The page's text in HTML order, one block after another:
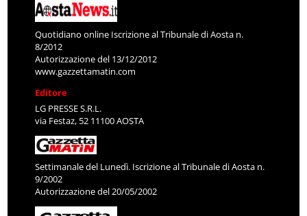
Quotidiano online Iscrizione al Tribunale di Aosta n.
8/2012
Autorizzazione del 13/12/2012
www.gazzettamatin.com
Editore
LG PRESSE S.R.L.
via Festaz, 52 11100 AOSTA
Settimanale del Lunedì. Iscrizione al Tribunale di Aosta n.
9/2002
Autorizzazione del 20/05/2002